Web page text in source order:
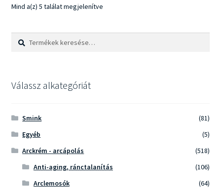
Mind a(z) 5 találat megjelenítveSorted
Keresés
Keresés
Válassz alkategóriát
Smink
(81)
Egyéb
(5)
Arckrém - arcápolás
(518)
Anti-aging, ránctalanítás
(106)
Arclemosók
(64)